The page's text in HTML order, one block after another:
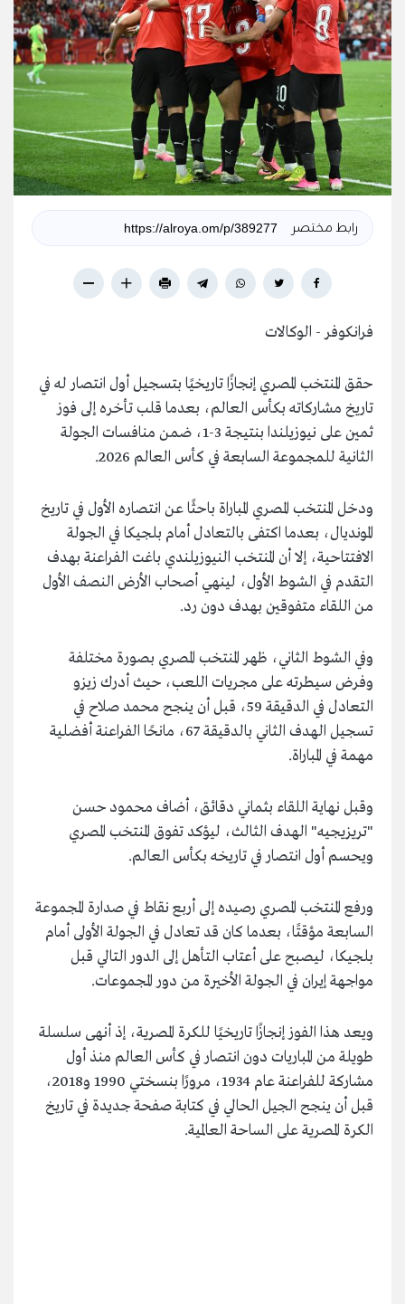
رابط مختصر
فرانكوفر - الوكالات
حقق المنتخب المصري إنجازًا تاريخيًا بتسجيل أول انتصار له في
تاريخ مشاركاته بكأس العالم، بعدما قلب تأخره إلى فوز
ثمين على نيوزيلندا بنتيجة 3-1، ضمن منافسات الجولة
الثانية للمجموعة السابعة في كأس العالم 2026.
ودخل المنتخب المصري المباراة باحثًا عن انتصاره الأول في تاريخ
المونديال، بعدما اكتفى بالتعادل أمام بلجيكا في الجولة
الافتتاحية، إلا أن المنتخب النيوزيلندي باغت الفراعنة بهدف
التقدم في الشوط الأول، لينهي أصحاب الأرض النصف الأول
من اللقاء متفوقين بهدف دون رد.
وفي الشوط الثاني، ظهر المنتخب المصري بصورة مختلفة
وفرض سيطرته على مجريات اللعب، حيث أدرك زيزو
التعادل في الدقيقة 59، قبل أن ينجح محمد صلاح في
تسجيل الهدف الثاني بالدقيقة 67، مانحًا الفراعنة أفضلية
مهمة في المباراة.
وقبل نهاية اللقاء بثماني دقائق، أضاف محمود حسن
"تريزيجيه" الهدف الثالث، ليؤكد تفوق المنتخب المصري
ويحسم أول انتصار في تاريخه بكأس العالم.
ورفع المنتخب المصري رصيده إلى أربع نقاط في صدارة المجموعة
السابعة مؤقتًا، بعدما كان قد تعادل في الجولة الأولى أمام
بلجيكا، ليصبح على أعتاب التأهل إلى الدور التالي قبل
مواجهة إيران في الجولة الأخيرة من دور المجموعات.
ويعد هذا الفوز إنجازًا تاريخيًا للكرة المصرية، إذ أنهى سلسلة
طويلة من المباريات دون انتصار في كأس العالم منذ أول
مشاركة للفراعنة عام 1934، مرورًا بنسختي 1990 و2018،
قبل أن ينجح الجيل الحالي في كتابة صفحة جديدة في تاريخ
الكرة المصرية على الساحة العالمية.